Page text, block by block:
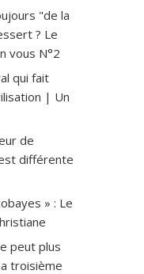
"de la
? Le
vous N°2
qui fait
| Un
de
différente
» : Le
peut plus
troisième